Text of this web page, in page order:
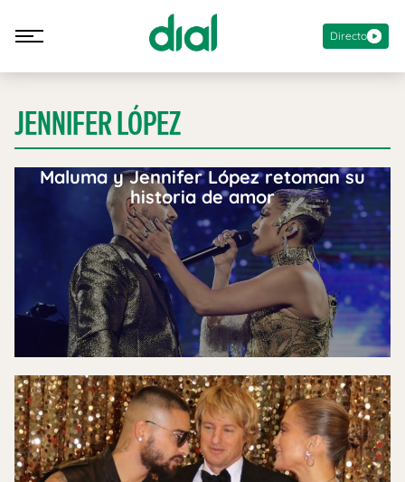
Directo
JENNIFER LÓPEZ
Maluma y Jennifer López retoman su
historia de amor